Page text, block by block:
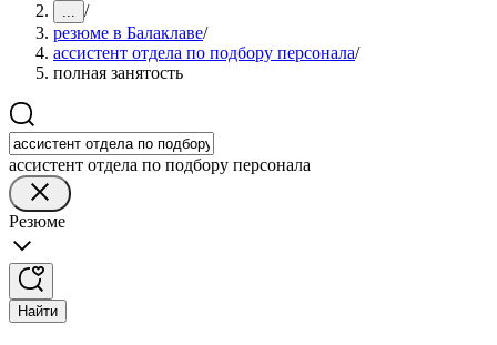
... /
резюме в Балаклаве/
ассистент отдела по подбору персонала/
полная занятость
ассистент отдела по подбору персонала
Резюме
Найти